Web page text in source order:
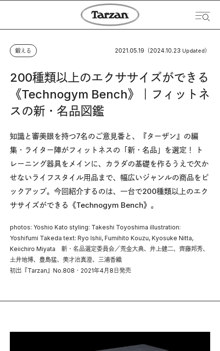
鍛える 2021.05.19 （2024.10.23 Updated）
200種類以上のエクササイズができる
《Technogym Bench》｜フィットネ
スの新・名品図鑑
知識と審美眼を持つ7名のご意見番と、『ターザン』の編
集・ライター陣がフィットネスの「新・名品」を選定！ ト
レーニング器具をメインに、カラダの基礎を作るうえで欠か
せないライフスタイル用品まで、幅広いジャンルの商品をピ
ックアップ。今回紹介するのは、一台で200種類以上のエク
ササイズができる《Technogym Bench》。
photos: Yoshio Kato styling: Takeshi Toyoshima illustration:
Yoshifumi Takeda text: Ryo Ishii, Fumihito Kouzu, Kyosuke Nitta,
Keiichiro Miyata 新・名品選定委員会／荒金大典、井上健二、齊藤邦秀、
土井地博、豊島猛、美才治真澄、三浦香織
初出『Tarzan』No.808・2021年4月8日発売